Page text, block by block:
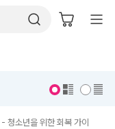
- 청소년을 위한 회복 가이